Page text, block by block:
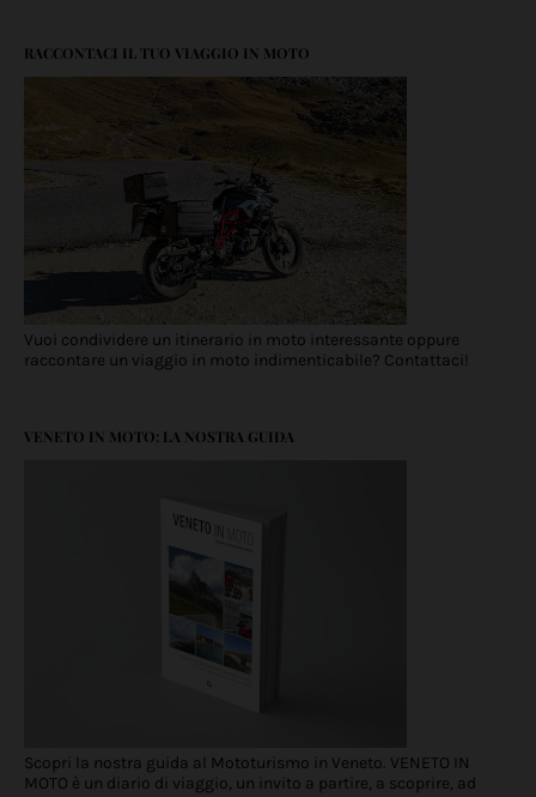
RACCONTACI IL TUO VIAGGIO IN MOTO
Vuoi condividere un itinerario in moto interessante oppure
raccontare un viaggio in moto indimenticabile? Contattaci!
VENETO IN MOTO: LA NOSTRA GUIDA
Scopri la nostra guida al Mototurismo in Veneto. VENETO IN
MOTO è un diario di viaggio, un invito a partire, a scoprire, ad